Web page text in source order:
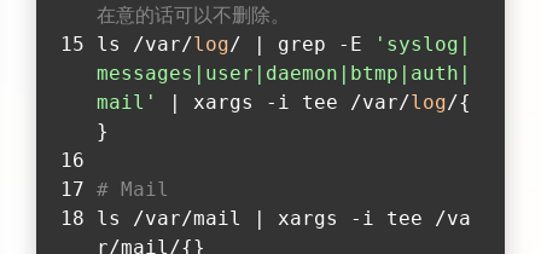
在意的话可以不删除。
ls /var/log/ | grep -E
'syslog|
messages|user|daemon|btmp|auth|
mail'
| xargs -i tee /var/log/{
}
# Mail
ls /var/mail | xargs -i tee /va
r/mail/{}